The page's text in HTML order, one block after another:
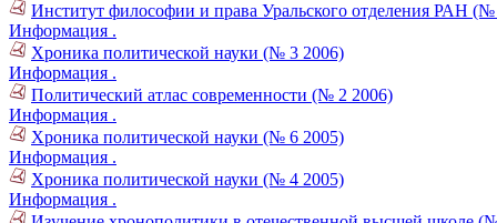
Институт философии и права Уральского отделения РАН (№
Информация .
Хроника политической науки (№ 3 2006)
Информация .
Политический атлас современности (№ 2 2006)
Информация .
Хроника политической науки (№ 6 2005)
Информация .
Хроника политической науки (№ 4 2005)
Информация .